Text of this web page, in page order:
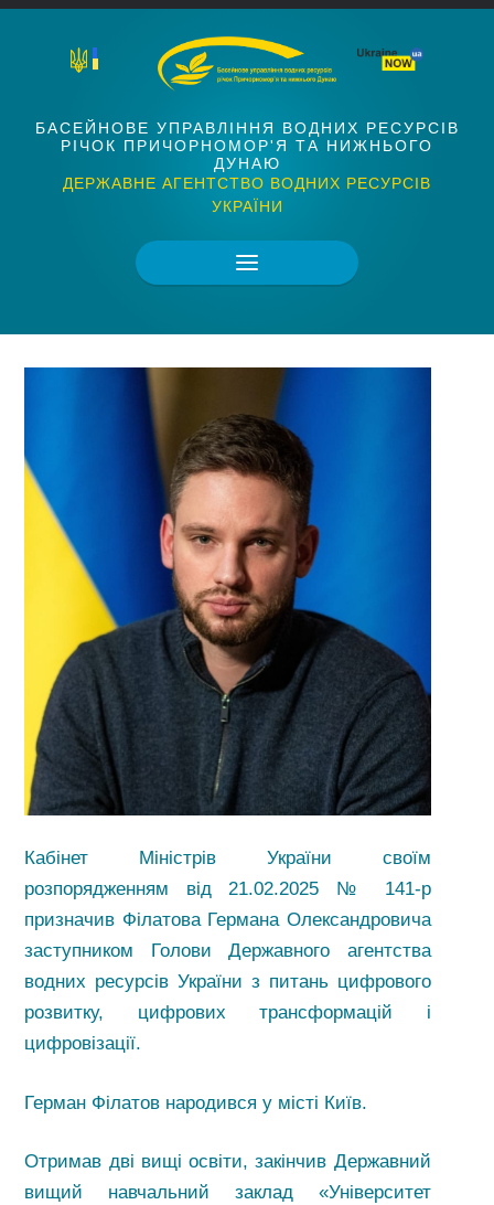
БАСЕЙНОВЕ УПРАВЛІННЯ ВОДНИХ РЕСУРСІВ
РІЧОК ПРИЧОРНОМОР'Я ТА НИЖНЬОГО
ДУНАЮ
ДЕРЖАВНЕ АГЕНТСТВО ВОДНИХ РЕСУРСІВ
УКРАЇНИ
Кабінет Міністрів України своїм
розпорядженням від 21.02.2025 № 141-р
призначив Філатова Германа Олександровича
заступником Голови Державного агентства
водних ресурсів України з питань цифрового
розвитку, цифрових трансформацій і
цифровізації.
Герман Філатов народився у місті Київ.
Отримав дві вищі освіти, закінчив Державний
вищий навчальний заклад «Університет